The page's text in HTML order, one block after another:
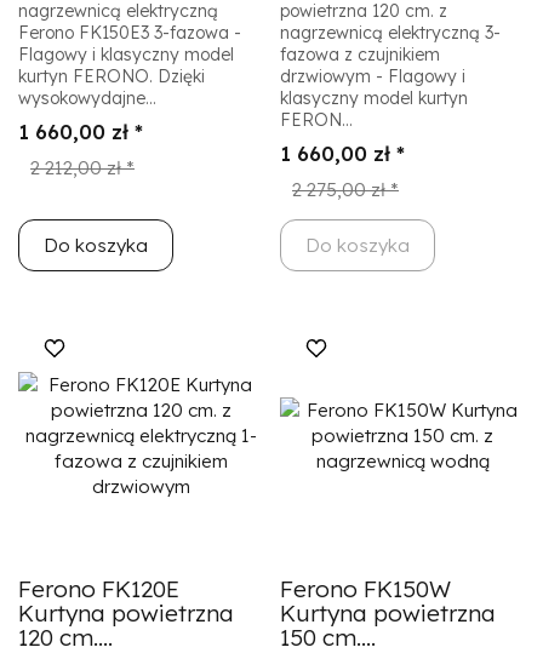
nagrzewnicą elektryczną
Ferono FK150E3 3-fazowa -
Flagowy i klasyczny model
kurtyn FERONO. Dzięki
wysokowydajne...
1 660,00 zł *
2 212,00 zł *
Do koszyka
powietrzna 120 cm. z
nagrzewnicą elektryczną 3-
fazowa z czujnikiem
drzwiowym - Flagowy i
klasyczny model kurtyn
FERON...
1 660,00 zł *
2 275,00 zł *
Do koszyka
Ferono FK120E
Kurtyna powietrzna
120 cm....
Ferono FK150W
Kurtyna powietrzna
150 cm....